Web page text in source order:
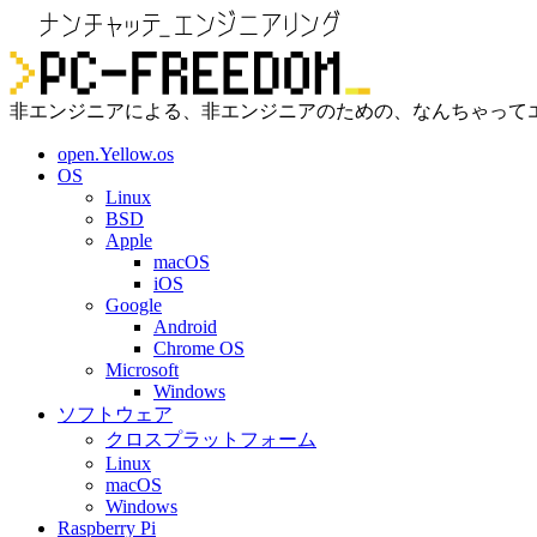
非エンジニアによる、非エンジニアのための、なんちゃって
open.Yellow.os
OS
Linux
BSD
Apple
macOS
iOS
Google
Android
Chrome OS
Microsoft
Windows
ソフトウェア
クロスプラットフォーム
Linux
macOS
Windows
Raspberry Pi